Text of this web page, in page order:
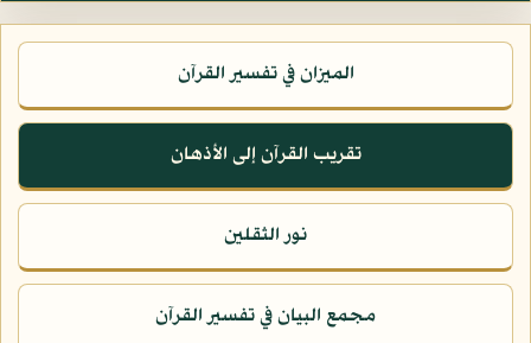
الميزان في تفسير القرآن
تقريب القرآن إلى الأذهان
نور الثقلين
مجمع البيان في تفسير القرآن